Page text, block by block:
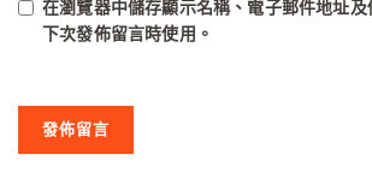
在瀏覽器中儲存顯示名稱、電子郵件地址
下次發佈留言時使用。